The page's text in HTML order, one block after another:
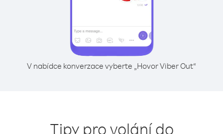
V nabídce konverzace vyberte „Hovor Viber Out“
Tipy pro volání do